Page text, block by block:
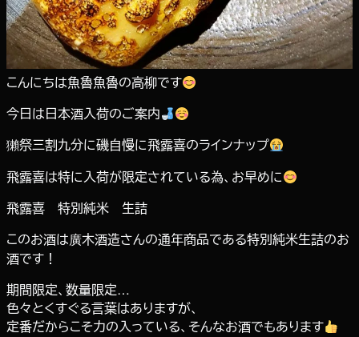
こんにちは魚魯魚魯の高柳です
今日は日本酒入荷のご案内
獺祭三割九分に磯自慢に飛露喜のラインナップ
飛露喜は特に入荷が限定されている為、お早めに
飛露喜 特別純米 生詰
このお酒は廣木酒造さんの通年商品である特別純米生詰のお
酒です！
期間限定、数量限定…
色々とくすぐる言葉はありますが、
定番だからこそ力の入っている、そんなお酒でもあります